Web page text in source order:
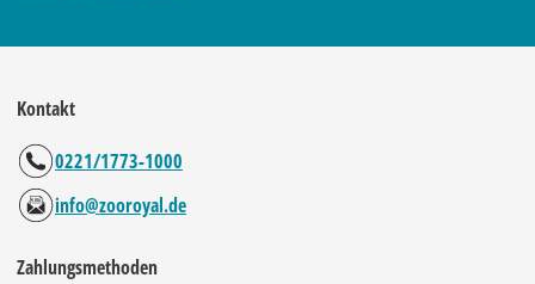
Kontakt
0221/1773-1000
info@zooroyal.de
Zahlungsmethoden